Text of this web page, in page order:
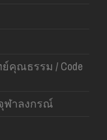
คุณธรรม / Code
ฬาลงกรณ์